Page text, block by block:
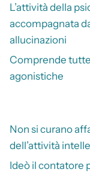
L’attività della
accompagnata
allucinazioni
Comprende
agonistiche
Non si curano
dell’attività
Ideò il contatore